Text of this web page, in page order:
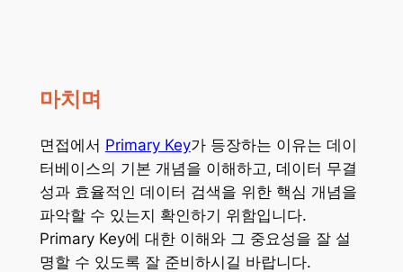
마치며
면접에서 Primary Key가 등장하는 이유는 데이
터베이스의 기본 개념을 이해하고, 데이터 무결
성과 효율적인 데이터 검색을 위한 핵심 개념을
파악할 수 있는지 확인하기 위함입니다.
Primary Key에 대한 이해와 그 중요성을 잘 설
명할 수 있도록 잘 준비하시길 바랍니다.